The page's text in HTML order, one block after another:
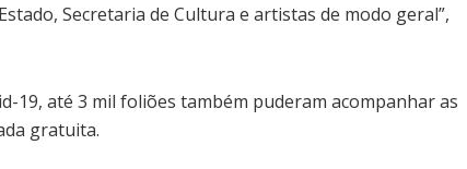
Secretaria de Cultura e artistas de modo geral”,
19, até 3 mil foliões também puderam acompanhar as
gratuita.